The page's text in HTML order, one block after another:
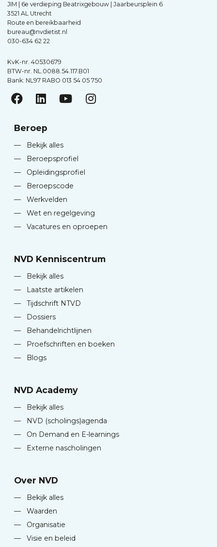
JIM | 6e verdieping Beatrixgebouw | Jaarbeursplein 6
3521 AL Utrecht
Route en bereikbaarheid
bureau@nvdietist.nl
030-634 62 22
KvK-nr. 40530679
BTW-nr. NL.0088.54.117.B01
Bank: NL97 RABO 013 54 05 750
Beroep
—
Bekijk alles
—
Beroepsprofiel
—
Opleidingsprofiel
—
Beroepscode
—
Werkvelden
—
Wet en regelgeving
—
Vacatures en oproepen
NVD Kenniscentrum
—
Bekijk alles
—
Laatste artikelen
—
Tijdschrift NTVD
—
Dossiers
—
Behandelrichtlijnen
—
Proefschriften en boeken
—
Blogs
NVD Academy
—
Bekijk alles
—
NVD (scholings)agenda
—
On Demand en E-learnings
—
Externe nascholingen
Over NVD
—
Bekijk alles
—
Waarden
—
Organisatie
—
Visie en beleid